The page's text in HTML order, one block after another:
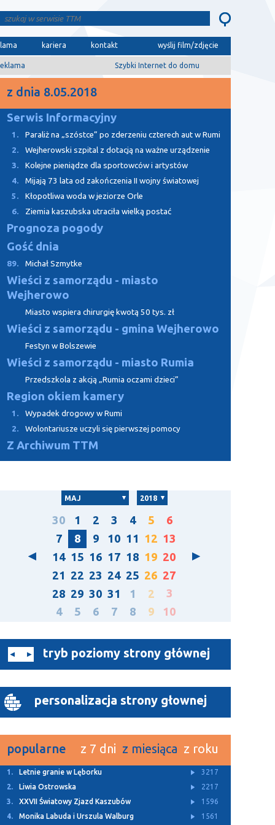
kariera kontakt wyślij film/zdjęcie
Szybki Internet do domu
z dnia 8.05.2018
Serwis Informacyjny
1.
Paraliż na „szóstce” po zderzeniu czterech aut w Rumi
2.
Wejherowski szpital z dotacją na ważne urządzenie
3.
Kolejne pieniądze dla sportowców i artystów
4.
Mijają 73 lata od zakończenia II wojny światowej
5.
Kłopotliwa woda w jeziorze Orle
6.
Ziemia kaszubska utraciła wielką postać
Prognoza pogody
Gość dnia
89. Michał Szmytke
Wieści z samorządu - miasto
Wejherowo
Miasto wspiera chirurgię kwotą 50 tys. zł
Wieści z samorządu - gmina Wejherowo
Festyn w Bolszewie
Wieści z samorządu - miasto Rumia
Przedszkola z akcją „Rumia oczami dzieci”
Region okiem kamery
1.
Wypadek drogowy w Rumi
2.
Wolontariusze uczyli się pierwszej pomocy
Z Archiwum TTM
MAJ 2018
30 1 2 3 4 5
6
7
8 9 10 11 12 13
14 15 16 17 18 19 20
21 22 23 24 25 26 27
28 29 30 31 1 2
3
4
5 6 7 8 9 10
tryb poziomy strony głównej
personalizacja strony głownej
popularne z 7 dni z miesiąca z roku
1. Letnie granie w Lęborku
3217
2.
Liwia Ostrowska
2217
3.
XXVII Światowy Zjazd Kaszubów
1596
4.
Monika Labuda i Urszula Walburg
1561